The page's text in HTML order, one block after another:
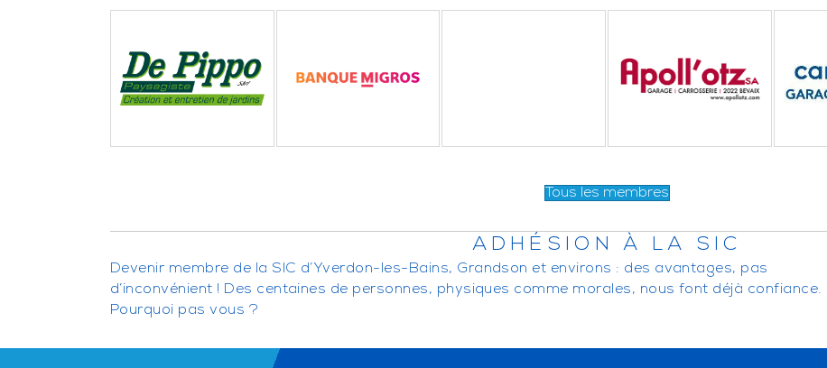
Tous les membres
ADHÉSION À LA SIC
Devenir membre de la SIC d’Yverdon-les-Bains, Grandson et environs : des avantages, pas
d’inconvénient ! Des centaines de personnes, physiques comme morales, nous font déjà confiance.
Pourquoi pas vous ?